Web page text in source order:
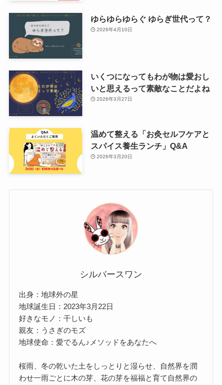
ゆらゆらゆらぐ ゆらぎ世代って？
2026年4月10日
いくつになってもわが物は愛おし
いと思えるって素敵なことだよね
2026年3月27日
温めて整える「お灸セルフケアと
スパイス養生ランチ」Q&A
2026年3月20日
シルバースワン
出身：地球外の星
地球誕生日：2023年3月22日
好きなモノ：干しいも
親友：うさぎのモズ
地球使命：愛でるん♪メソッドをあなたへ
桜雨、冬の乾いた土をしっとりと湿らせ、自然界を潤
わせ一雨ごとに木の芽、花の芽を福福と育て自然界の